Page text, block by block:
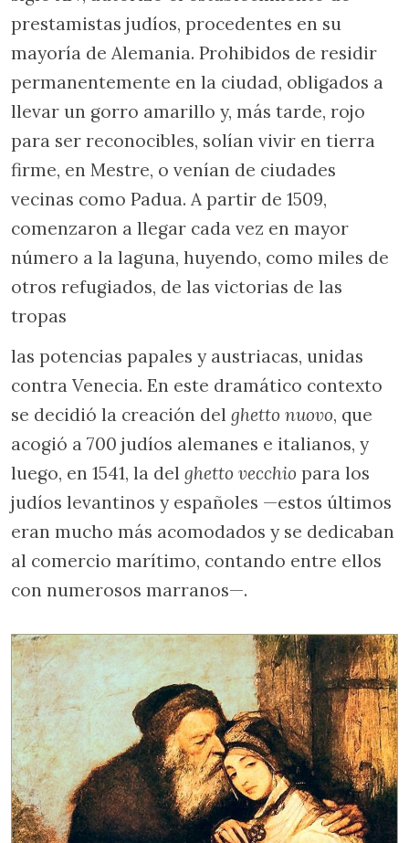
prestamistas judíos, procedentes en su
mayoría de Alemania. Prohibidos de residir
permanentemente en la ciudad, obligados a
llevar un gorro amarillo y, más tarde, rojo
para ser reconocibles, solían vivir en tierra
firme, en Mestre, o venían de ciudades
vecinas como Padua. A partir de 1509,
comenzaron a llegar cada vez en mayor
número a la laguna, huyendo, como miles de
otros refugiados, de las victorias de las
tropas
las potencias papales y austriacas, unidas
contra Venecia. En este dramático contexto
se decidió la creación del ghetto nuovo, que
acogió a 700 judíos alemanes e italianos, y
luego, en 1541, la del ghetto vecchio para los
judíos levantinos y españoles —estos últimos
eran mucho más acomodados y se dedicaban
al comercio marítimo, contando entre ellos
con numerosos marranos—.